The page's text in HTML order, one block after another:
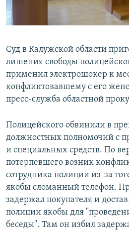
Все сайты РСЕ/РС
Суд в Калужской области
лишения свободы
применил электрошокер к
конфликтовавшему с его
пресс-служба областной
Полицейского обвинили в
должностных полномочий с
и специальных средств. По
потерпевшего возник
сотрудника полиции из-за
якобы сломанный телефон.
задержал покупателя и
полиции якобы для
беседы". Там он избил